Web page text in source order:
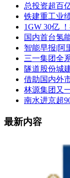
总投资超百
铁建重工业
1GW 30亿
国内首台氢
智能早报|阿
三一集团全
隧道股份城
借助国内外
林源集团又
南水进京超
最新内容